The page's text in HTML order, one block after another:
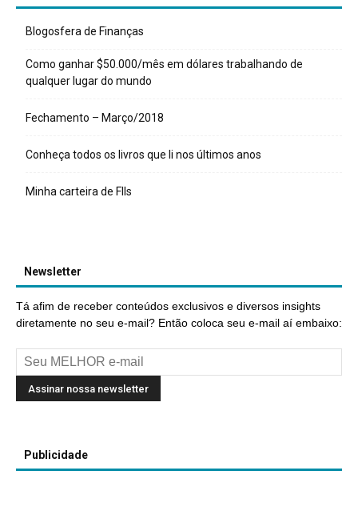
Blogosfera de Finanças
Como ganhar $50.000/mês em dólares trabalhando de
qualquer lugar do mundo
Fechamento – Março/2018
Conheça todos os livros que li nos últimos anos
Minha carteira de FIIs
Newsletter
Tá afim de receber conteúdos exclusivos e diversos insights
diretamente no seu e-mail? Então coloca seu e-mail aí embaixo:
Publicidade